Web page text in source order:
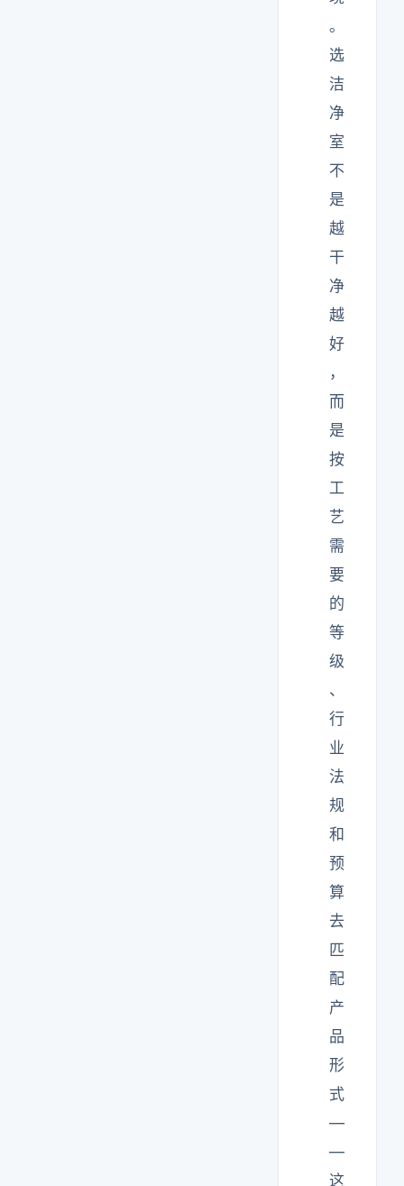
。
选
洁
净
室
不
是
越
干
净
越
好
，
而
是
按
工
艺
需
要
的
等
级
、
行
业
法
规
和
预
算
去
匹
配
产
品
形
式
—
—
这